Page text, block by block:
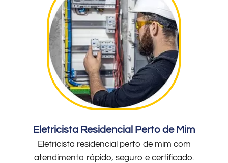
Eletricista Residencial Perto de Mim
Eletricista residencial perto de mim com
atendimento rápido, seguro e certificado.